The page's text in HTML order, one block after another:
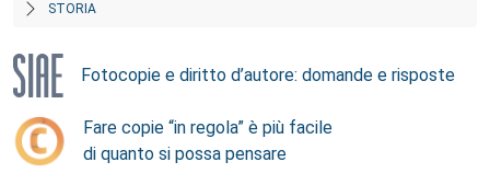
STORIA
Fotocopie e diritto d’autore: domande e risposte
Fare copie “in regola” è più facile
di quanto si possa pensare